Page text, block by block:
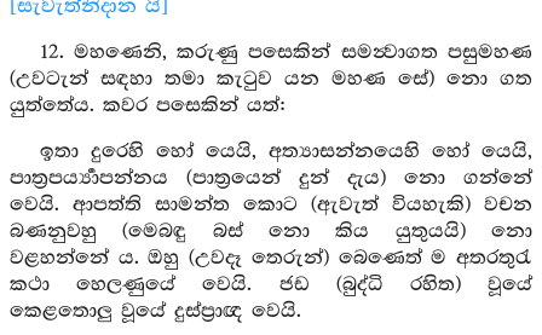
[සැවැත්නිදාන යි]
12. මහණෙනි, කරුණු පසෙකින් සමන්‍වාගත පසුමහණ
(උවටැන් සඳහා තමා කැටුව යන මහණ සේ) නො ගත
යුත්තේය. කවර පසෙකින් යත්:
ඉතා දුරෙහි හෝ යෙයි, අත්‍යාසන්නයෙහි හෝ යෙයි,
පාත්‍රපර්‍ය්‍යාපන්නය (පාත්‍රයෙන් දුන් දැය) නො ගන්නේ
වෙයි. ආපත්ති සාමන්ත කොට (ඇවැත් වියහැකි) වචන
බණනුවහු (මෙබඳු බස් නො කිය යුතුයයි) නො
වළහන්නේ ය. ඔහු (උවදෑ තෙරුන්) බෙණෙත් ම අතරතුරැ
කථා හෙලණුයේ වෙයි. ජඩ (බුද්ධි රහිත) වූයේ
කෙළතොලු වූයේ දුස්ප්‍රාඥ වෙයි.